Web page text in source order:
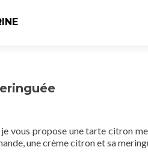
vous propose une tarte citron
une crème citron et sa